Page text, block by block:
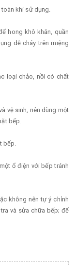
khi sử dụng.
hong khô khăn, quần
dễ cháy trên miệng
loại chảo, nồi có chất
vệ sinh, nên dùng một
bếp.
bếp.
ổ điện với bếp tránh
không nên tự ý chỉnh
và sửa chữa bếp; để